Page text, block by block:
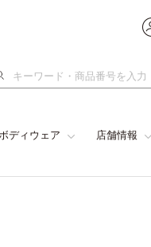
検
ディウェア 店舗情報